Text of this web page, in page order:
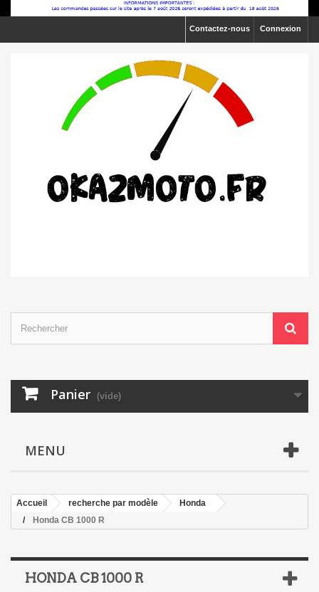
Connexion
Contactez-nous
Panier (vide)
MENU
Accueil recherche par modèle
Honda
Honda CB 1000 R
HONDA CB 1000 R